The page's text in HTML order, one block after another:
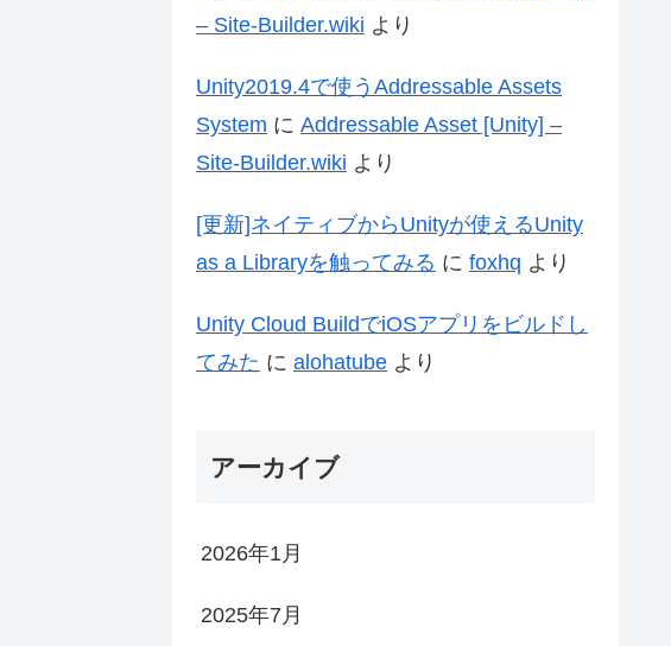
– Site-Builder.wiki より
Unity2019.4で使うAddressable Assets
System に Addressable Asset [Unity] –
Site-Builder.wiki より
[更新]ネイティブからUnityが使えるUnity
as a Libraryを触ってみる に foxhq より
Unity Cloud BuildでiOSアプリをビルドし
てみた に alohatube より
アーカイブ
2026年1月
2025年7月